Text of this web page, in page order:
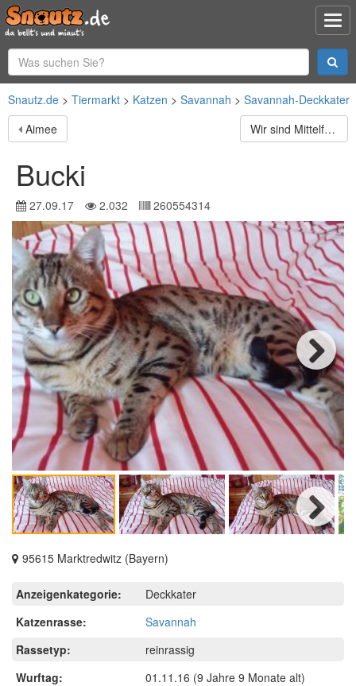
Snautz.de Tiermarkt Katzen Savannah
Savannah-Deckkater
Aimee
Wir sind Mittelfrankens älteste Bengalzucht, es ist uns
Bucki
27.09.17 2.032 260554314
Next
Next
95615 Marktredwitz (Bayern)
Anzeigenkategorie:
Deckkater
Katzenrasse:
Savannah
Rassetyp:
reinrassig
Wurftag:
01.11.16 (9 Jahre 9 Monate alt)